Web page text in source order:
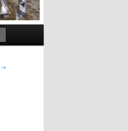
→